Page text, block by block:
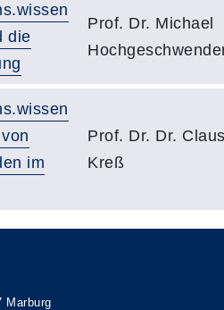
die
Prof. Dr. Michael
im
Prof. Dr. Dr.
Kreß
Marburg